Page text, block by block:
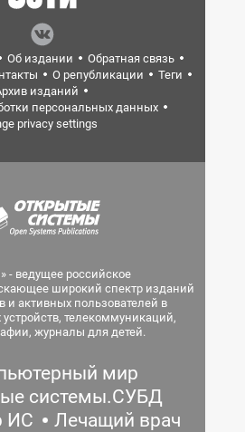
Об издании
Обратная связь
О републикации
Теги
изданий
персональных данных
privacy settings
- ведущее российское
широкий спектр изданий
и активных пользователей в
телекоммуникаций,
журналы для детей.
мир
системы.СУБД
ИС
Лечащий врач